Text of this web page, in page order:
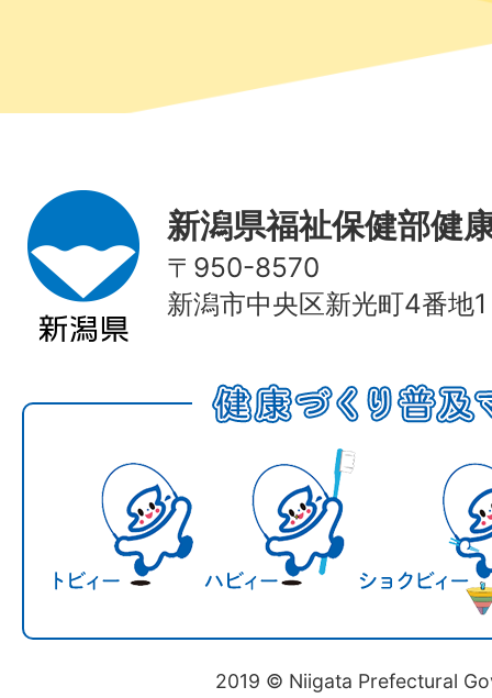
新潟県福祉保健部健
〒950-8570
新潟市中央区新光町4番地1
2019 © Niigata Prefectural